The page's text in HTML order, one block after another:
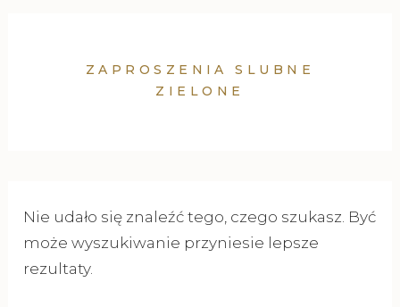
ZAPROSZENIA SLUBNE
ZIELONE
Nie udało się znaleźć tego, czego szukasz. Być
może wyszukiwanie przyniesie lepsze
rezultaty.